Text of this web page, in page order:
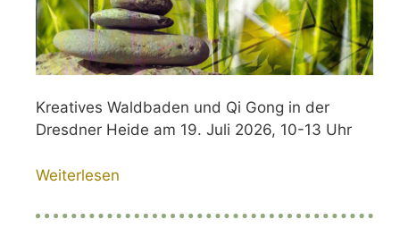
Kreatives Waldbaden und Qi Gong in der
Dresdner Heide am 19. Juli 2026, 10-13 Uhr
Weiterlesen